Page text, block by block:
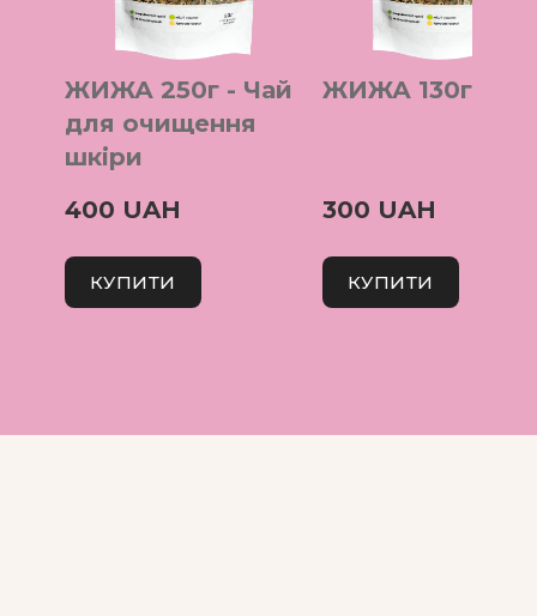
ЖИЖА 250г - Чай
для очищення
шкіри
400 UAH
КУПИТИ
ЖИЖА 130г
300 UAH
КУПИТИ